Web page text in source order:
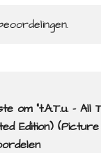
om “t.A.T.u. – All
Edition) (Picture